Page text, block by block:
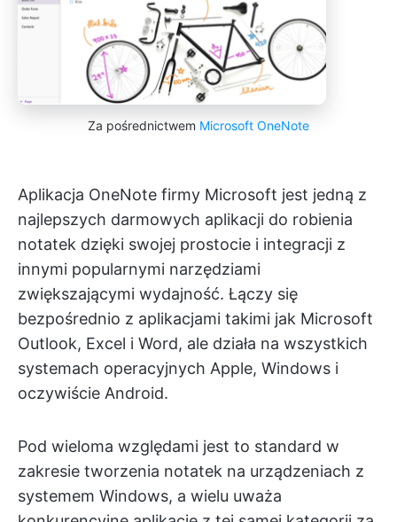
Za pośrednictwem Microsoft OneNote
Aplikacja OneNote firmy Microsoft jest jedną z
najlepszych darmowych aplikacji do robienia
notatek dzięki swojej prostocie i integracji z
innymi popularnymi narzędziami
zwiększającymi wydajność. Łączy się
bezpośrednio z aplikacjami takimi jak Microsoft
Outlook, Excel i Word, ale działa na wszystkich
systemach operacyjnych Apple, Windows i
oczywiście Android.
Pod wieloma względami jest to standard w
zakresie tworzenia notatek na urządzeniach z
systemem Windows, a wielu uważa